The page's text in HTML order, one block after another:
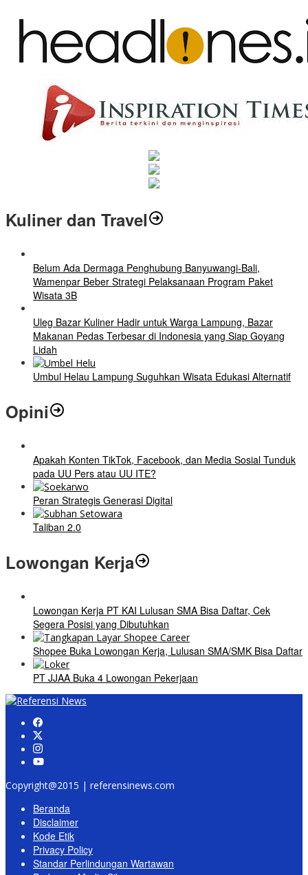
Kuliner dan Travel
Belum Ada Dermaga Penghubung Banyuwangi-Bali,
Wamenpar Beber Strategi Pelaksanaan Program Paket
Wisata 3B
Uleg Bazar Kuliner Hadir untuk Warga Lampung, Bazar
Makanan Pedas Terbesar di Indonesia yang Siap Goyang
Lidah
Umbul Helau Lampung Suguhkan Wisata Edukasi Alternatif
Opini
Apakah Konten TikTok, Facebook, dan Media Sosial Tunduk
pada UU Pers atau UU ITE?
Peran Strategis Generasi Digital
Taliban 2.0
Lowongan Kerja
Lowongan Kerja PT KAI Lulusan SMA Bisa Daftar, Cek
Segera Posisi yang Dibutuhkan
Shopee Buka Lowongan Kerja, Lulusan SMA/SMK Bisa Daftar
PT JJAA Buka 4 Lowongan Pekerjaan
Copyright@2015 | referensinews.com
Beranda
Disclaimer
Kode Etik
Privacy Policy
Standar Perlindungan Wartawan